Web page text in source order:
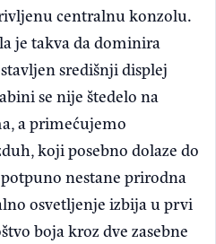
centralnu konzolu.
je takva da dominira
središnji displej
se nije štedelo na
a primećujemo
koji posebno dolaze do
nestane prirodna
osvetljenje izbija u prvi
boja kroz dve zasebne